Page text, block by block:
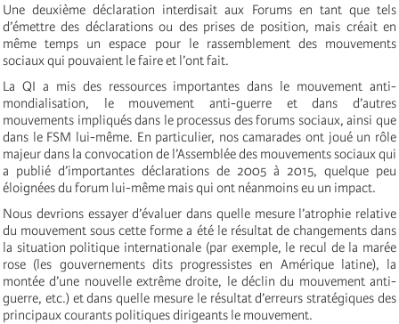
Une deuxième déclaration interdisait aux Forums en tant que tels
d’émettre des déclarations ou des prises de position, mais créait en
même temps un espace pour le rassemblement des mouvements
sociaux qui pouvaient le faire et l’ont fait.
La QI a mis des ressources importantes dans le mouvement anti-
mondialisation, le mouvement anti-guerre et dans d’autres
mouvements impliqués dans le processus des forums sociaux, ainsi que
dans le FSM lui-même. En particulier, nos camarades ont joué un rôle
majeur dans la convocation de l’Assemblée des mouvements sociaux qui
a publié d’importantes déclarations de 2005 à 2015, quelque peu
éloignées du forum lui-même mais qui ont néanmoins eu un impact.
Nous devrions essayer d’évaluer dans quelle mesure l’atrophie relative
du mouvement sous cette forme a été le résultat de changements dans
la situation politique internationale (par exemple, le recul de la marée
rose (les gouvernements dits progressistes en Amérique latine), la
montée d’une nouvelle extrême droite, le déclin du mouvement anti-
guerre, etc.) et dans quelle mesure le résultat d’erreurs stratégiques des
principaux courants politiques dirigeants le mouvement.